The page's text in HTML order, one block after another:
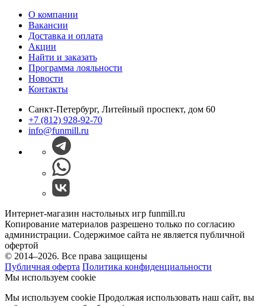
О компании
Вакансии
Доставка и оплата
Акции
Найти и заказать
Программа лояльности
Новости
Контакты
Санкт-Петербург, Литейный проспект, дом 60
+7 (812) 928-92-70
info@funmill.ru
Интернет-магазин настольных игр funmill.ru
Копирование материалов разрешено только по согласию
администрации. Содержимое сайта не является публичной
офертой
© 2014–2026. Все права защищены
Публичная оферта Политика конфиденциальности
Мы используем cookie
Мы используем cookie Продолжая использовать наш cайт, вы